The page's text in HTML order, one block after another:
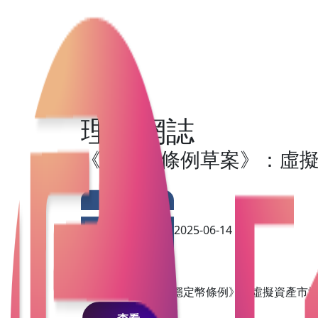
理財網誌
《穩定幣條例草案》：虛
2025-06-14
本文將詳細分析《穩定幣條例》對虛擬資產市